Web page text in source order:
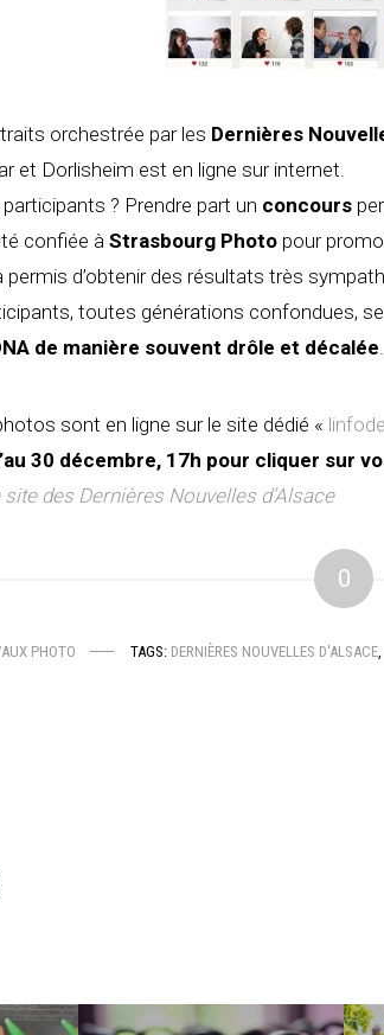
orchestrée par les Dernières
et Dorlisheim est en ligne sur internet.
? Prendre part un concours
confiée à Strasbourg Photo pour
permis d’obtenir des résultats très
toutes générations confondues,
de manière souvent drôle et décalée.
sont en ligne sur le site dédié «
30 décembre, 17h pour cliquer sur
des Dernières Nouvelles d’Alsace
0
PHOTO TAGS: DERNIÈRES NOUVELLES D'ALSACE,